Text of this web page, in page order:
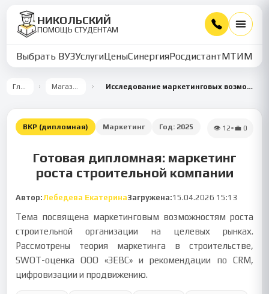
НИКОЛЬСКИЙ
ПОМОЩЬ СТУДЕНТАМ
Выбрать ВУЗУслугиЦеныСинергияРосдистантМТИММУ
Главная Магазин работ Исследование маркетинговых возможностей роста строительной организации на целевых рынках
ВКР (дипломная) Маркетинг Год: 2025 👁 12•💼 0
Готовая дипломная: маркетинг
роста строительной компании
Автор:Лебедева ЕкатеринаЗагружена:15.04.2026 15:13
Тема посвящена маркетинговым возможностям роста
строительной организации на целевых рынках.
Рассмотрены теория маркетинга в строительстве,
SWOT-оценка ООО «ЗЕВС» и рекомендации по CRM,
цифровизации и продвижению.